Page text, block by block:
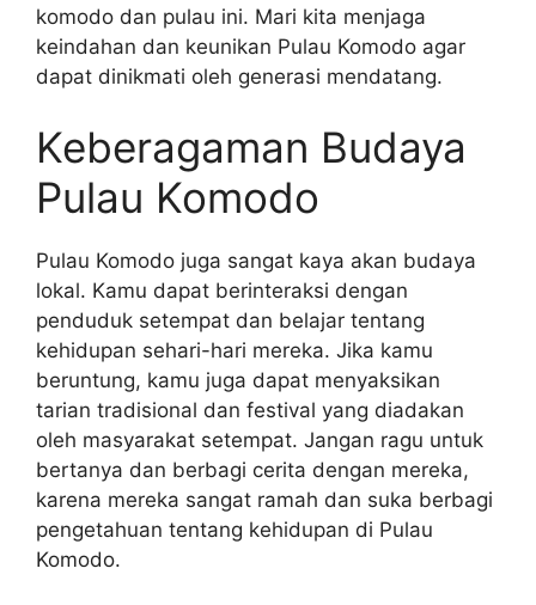
komodo dan pulau ini. Mari kita menjaga
keindahan dan keunikan Pulau Komodo agar
dapat dinikmati oleh generasi mendatang.
Keberagaman Budaya
Pulau Komodo
Pulau Komodo juga sangat kaya akan budaya
lokal. Kamu dapat berinteraksi dengan
penduduk setempat dan belajar tentang
kehidupan sehari-hari mereka. Jika kamu
beruntung, kamu juga dapat menyaksikan
tarian tradisional dan festival yang diadakan
oleh masyarakat setempat. Jangan ragu untuk
bertanya dan berbagi cerita dengan mereka,
karena mereka sangat ramah dan suka berbagi
pengetahuan tentang kehidupan di Pulau
Komodo.